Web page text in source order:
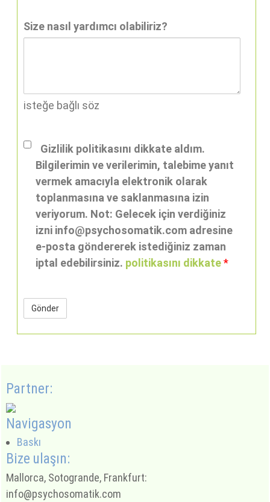
Size nasıl yardımcı olabiliriz?
isteğe bağlı söz
Gizlilik politikasını dikkate aldım.
Bilgilerimin ve verilerimin, talebime yanıt
vermek amacıyla elektronik olarak
toplanmasına ve saklanmasına izin
veriyorum. Not: Gelecek için verdiğiniz
izni info@psychosomatik.com adresine
e-posta göndererek istediğiniz zaman
iptal edebilirsiniz. politikasını dikkate*
Partner:
Navigasyon
Baskı
Bize ulaşın:
Mallorca, Sotogrande, Frankfurt:
info@psychosomatik.com